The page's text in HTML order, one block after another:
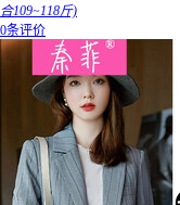
合109~118斤)
0条评价